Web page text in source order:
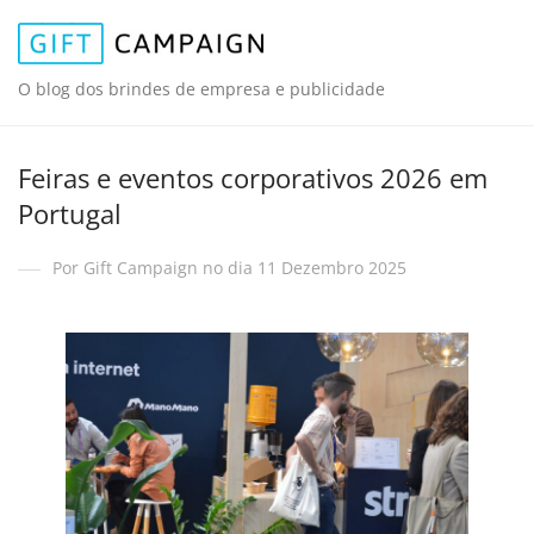
O blog dos brindes de empresa e publicidade
Feiras e eventos corporativos 2026 em
Portugal
Por Gift Campaign no dia 11 Dezembro 2025